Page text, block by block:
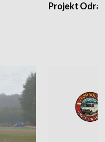
Projekt Odra